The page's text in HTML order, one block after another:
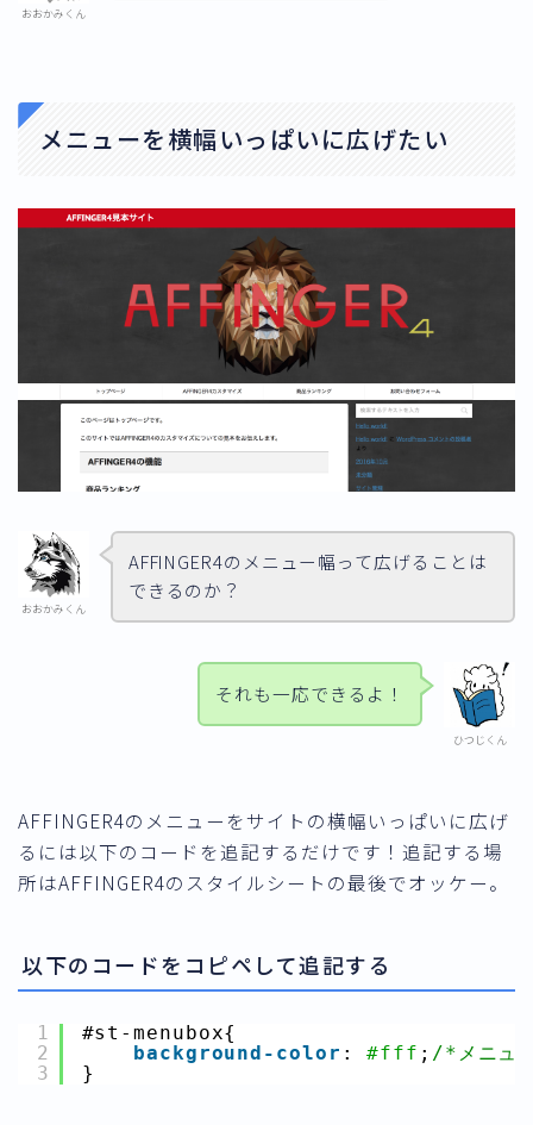
おおかみくん
メニューを横幅いっぱいに広げたい
おおかみくん
AFFINGER4のメニュー幅って広げることは
できるのか？
ひつじくん
それも一応できるよ！
AFFINGER4のメニューをサイトの横幅いっぱいに広げ
るには以下のコードを追記するだけです！追記する場
所はAFFINGER4のスタイルシートの最後でオッケー。
以下のコードをコピペして追記する
1
2
3
#st-menubox{
background-color : #fff ; /*メニュ
}